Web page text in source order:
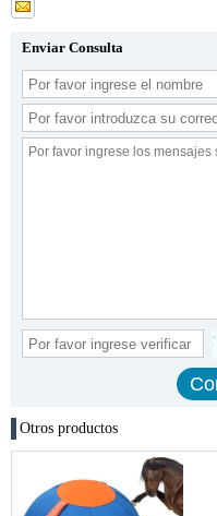
Enviar Consulta
Otros productos